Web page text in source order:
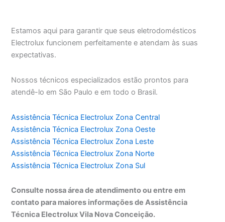
Estamos aqui para garantir que seus eletrodomésticos
Electrolux funcionem perfeitamente e atendam às suas
expectativas.
Nossos técnicos especializados estão prontos para
atendê-lo em São Paulo e em todo o Brasil.
Assistência Técnica Electrolux Zona Central
Assistência Técnica Electrolux Zona Oeste
Assistência Técnica Electrolux Zona Leste
Assistência Técnica Electrolux Zona Norte
Assistência Técnica Electrolux Zona Sul
Consulte nossa área de atendimento ou entre em
contato para maiores informações de Assistência
Técnica Electrolux Vila Nova Conceição.